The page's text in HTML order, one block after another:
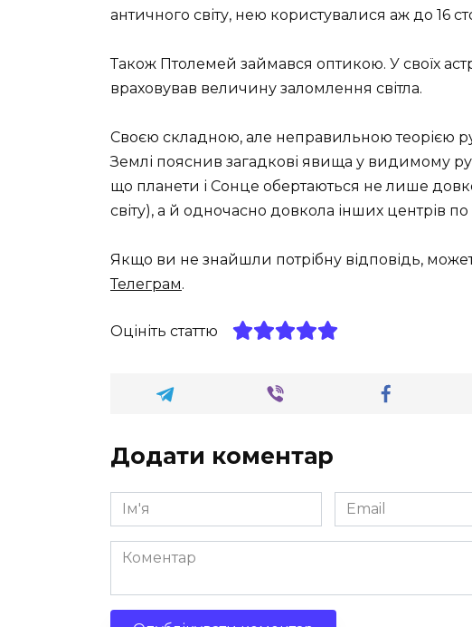
античного світу, нею користувалися аж до 16
Також Птолемей займався оптикою. У своїх
враховував величину заломлення світла.
Своєю складною, але неправильною теорією
Землі пояснив загадкові явища у видимому
що планети і Сонце обертаються не лише
світу), а й одночасно довкола інших центрів
Якщо ви не знайшли потрібну відповідь,
Телеграм.
Оцініть статтю
Додати коментар
Ім'я
*
Email
*
Коментар